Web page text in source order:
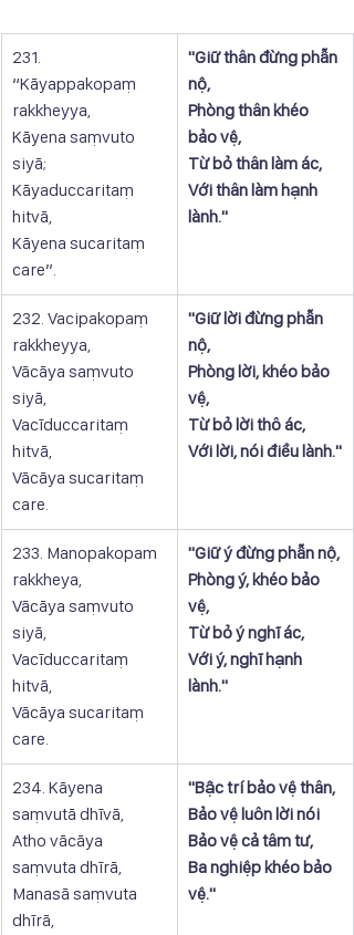
231.
“Kāyappakopaṃ
rakkheyya,
Kāyena saṃvuto
siyā;
Kāyaduccaritaṃ
hitvā,
Kāyena sucaritaṃ
care”.
"Giữ thân đừng phẫn
nộ,
Phòng thân khéo
bảo vệ,
Từ bỏ thân làm ác,
Với thân làm hạnh
lành."
232. Vacipakopaṃ
rakkheyya,
Vācāya saṃvuto
siyā,
Vacīduccaritaṃ
hitvā,
Vācāya sucaritaṃ
care.
​"Giữ lời đừng phẫn
nộ,
Phòng lời, khéo bảo
vệ,
Từ bỏ lời thô ác,
Với lời, nói điều lành."
233. Manopakopam
rakkheya,
Vācāya saṃvuto
siyā,
Vacīduccaritaṃ
hitvā,
Vācāya sucaritaṃ
care.
​"Giữ ý đừng phẫn nộ,
Phòng ý, khéo bảo
vệ,
Từ bỏ ý nghĩ ác,
Với ý, nghĩ hạnh
lành."
234. Kāyena
saṃvutā dhīvā,
Atho vācāya
saṃvuta dhīrā,
Manasā saṃvuta
dhīrā,
"Bậc trí bảo vệ thân,
Bảo vệ luôn lời nói
Bảo vệ cả tâm tư,
Ba nghiệp khéo bảo
vệ."